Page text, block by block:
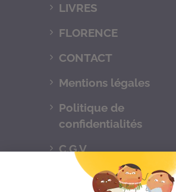
LIVRES
FLORENCE
CONTACT
Mentions légales
Politique de
confidentialités
C.G.V
Suivez-nous